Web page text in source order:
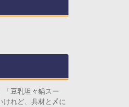
「豆乳坦々鍋スー
けれど、具材と〆に